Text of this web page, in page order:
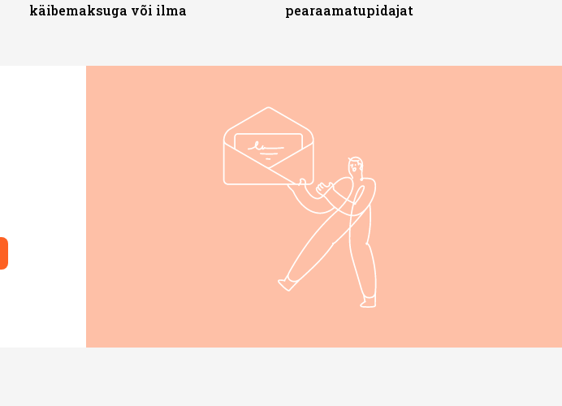
käibemaksuga või ilma
pearaamatupidajat